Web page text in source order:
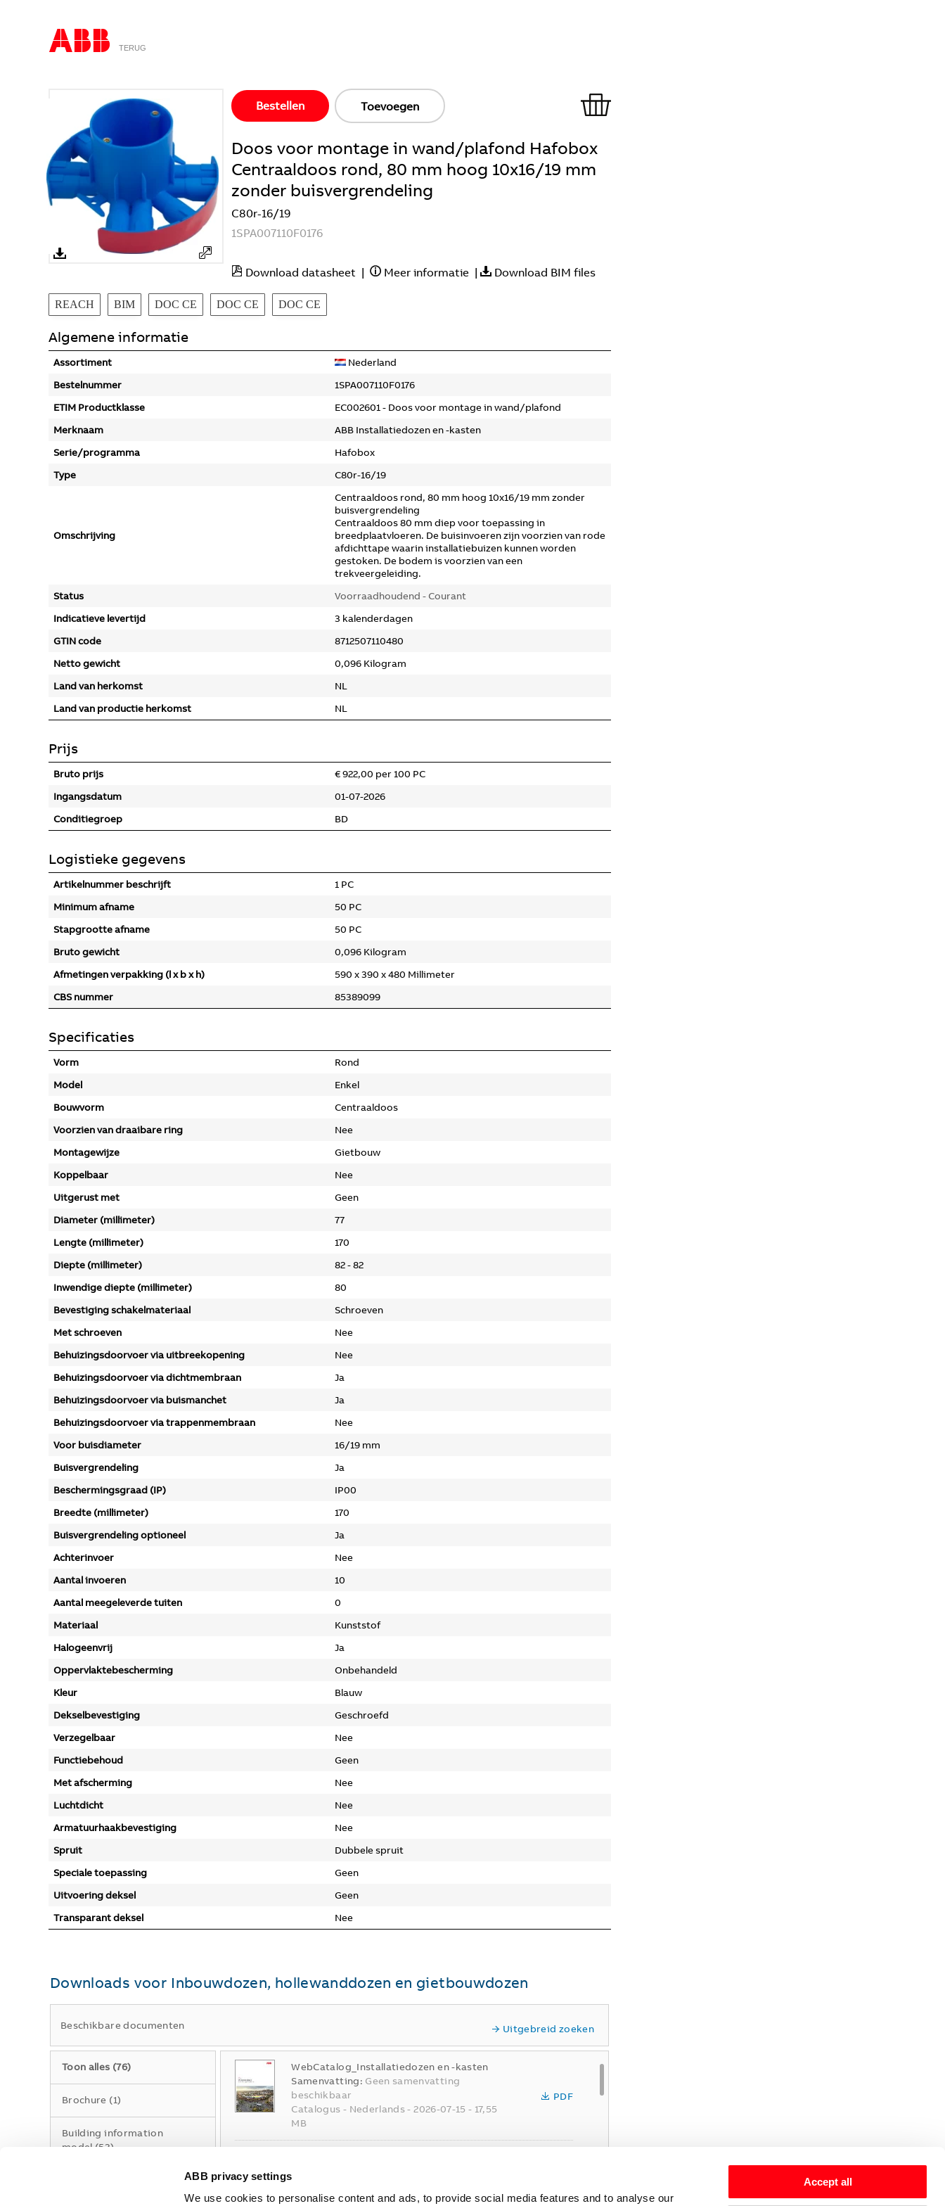
ABB privacy settings
We use cookies to personalise content and ads, to provide social media features and to analyse our
Accept all
TERUG
Bestellen Toevoegen
Doos voor montage in wand/plafond Hafobox
Centraaldoos rond, 80 mm hoog 10x16/19 mm
zonder buisvergrendeling
C80r-16/19
1SPA007110F0176
Download datasheet | Meer informatie | Download BIM files
REACH BIM DOC CE DOC CE DOC CE
Algemene informatie
Assortiment
Nederland
Bestelnummer
1SPA007110F0176
ETIM Productklasse
EC002601 - Doos voor montage in wand/plafond
Merknaam
ABB Installatiedozen en -kasten
Serie/programma
Hafobox
Type
C80r-16/19
Omschrijving
Centraaldoos rond, 80 mm hoog 10x16/19 mm zonder
buisvergrendeling
Centraaldoos 80 mm diep voor toepassing in
breedplaatvloeren. De buisinvoeren zijn voorzien van rode
afdichttape waarin installatiebuizen kunnen worden
gestoken. De bodem is voorzien van een
trekveergeleiding.
Status
Voorraadhoudend - Courant
Indicatieve levertijd
3 kalenderdagen
GTIN code
8712507110480
Netto gewicht
0,096 Kilogram
Land van herkomst
NL
Land van productie herkomst
NL
Prijs
Bruto prijs
€ 922,00 per 100 PC
Ingangsdatum
01-07-2026
Conditiegroep
BD
Logistieke gegevens
Artikelnummer beschrijft
1 PC
Minimum afname
50 PC
Stapgrootte afname
50 PC
Bruto gewicht
0,096 Kilogram
Afmetingen verpakking (l x b x h)
590 x 390 x 480 Millimeter
CBS nummer
85389099
Specificaties
Vorm
Rond
Model
Enkel
Bouwvorm
Centraaldoos
Voorzien van draaibare ring
Nee
Montagewijze
Gietbouw
Koppelbaar
Nee
Uitgerust met
Geen
Diameter (millimeter)
77
Lengte (millimeter)
170
Diepte (millimeter)
82 - 82
Inwendige diepte (millimeter)
80
Bevestiging schakelmateriaal
Schroeven
Met schroeven
Nee
Behuizingsdoorvoer via uitbreekopening
Nee
Behuizingsdoorvoer via dichtmembraan
Ja
Behuizingsdoorvoer via buismanchet
Ja
Behuizingsdoorvoer via trappenmembraan
Nee
Voor buisdiameter
16/19 mm
Buisvergrendeling
Ja
Beschermingsgraad (IP)
IP00
Breedte (millimeter)
170
Buisvergrendeling optioneel
Ja
Achterinvoer
Nee
Aantal invoeren
10
Aantal meegeleverde tuiten
0
Materiaal
Kunststof
Halogeenvrij
Ja
Oppervlaktebescherming
Onbehandeld
Kleur
Blauw
Dekselbevestiging
Geschroefd
Verzegelbaar
Nee
Functiebehoud
Geen
Met afscherming
Nee
Luchtdicht
Nee
Armatuurhaakbevestiging
Nee
Spruit
Dubbele spruit
Speciale toepassing
Geen
Uitvoering deksel
Geen
Transparant deksel
Nee
Downloads voor Inbouwdozen, hollewanddozen en gietbouwdozen
Beschikbare documenten Uitgebreid zoeken
Toon alles (76)
Brochure (1)
Building information
model (53)
WebCatalog_Installatiedozen en -kasten
Samenvatting: Geen samenvatting
beschikbaar
Catalogus - Nederlands-2026-07-15 - 17,55
MB
PDF
ZIP
file formats
ZIP